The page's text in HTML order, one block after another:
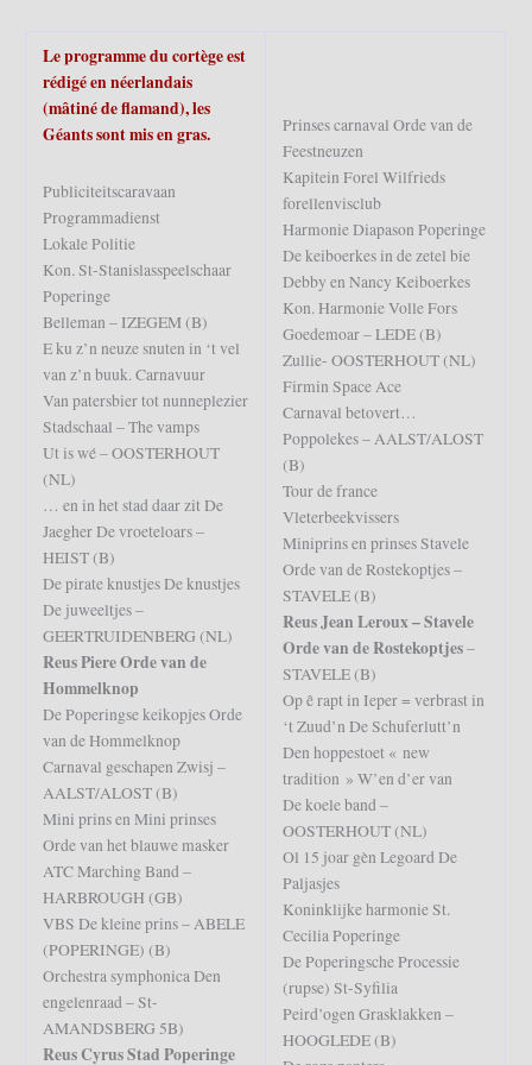
Le programme du cortège est
rédigé en néerlandais
(mâtiné de flamand), les
Géants sont mis en gras.
Publiciteitscaravaan
Programmadienst
Lokale Politie
Kon. St-Stanislasspeelschaar
Poperinge
Belleman – IZEGEM (B)
E ku z’n neuze snuten in ‘t vel
van z’n buuk. Carnavuur
Van patersbier tot nunneplezier
Stadschaal – The vamps
Ut is wé – OOSTERHOUT
(NL)
… en in het stad daar zit De
Jaegher De vroeteloars –
HEIST (B)
De pirate knustjes De knustjes
De juweeltjes –
GEERTRUIDENBERG (NL)
Reus Piere Orde van de
Hommelknop
De Poperingse keikopjes Orde
van de Hommelknop
Carnaval geschapen Zwisj –
AALST/ALOST (B)
Mini prins en Mini prinses
Orde van het blauwe masker
ATC Marching Band –
HARBROUGH (GB)
VBS De kleine prins – ABELE
(POPERINGE) (B)
Orchestra symphonica Den
engelenraad – St-
AMANDSBERG 5B)
Reus Cyrus Stad Poperinge
Prinses carnaval Orde van de
Feestneuzen
Kapitein Forel Wilfrieds
forellenvisclub
Harmonie Diapason Poperinge
De keiboerkes in de zetel bie
Debby en Nancy Keiboerkes
Kon. Harmonie Volle Fors
Goedemoar – LEDE (B)
Zullie- OOSTERHOUT (NL)
Firmin Space Ace
Carnaval betovert…
Poppolekes – AALST/ALOST
(B)
Tour de france
Vleterbeekvissers
Miniprins en prinses Stavele
Orde van de Rostekoptjes –
STAVELE (B)
Reus Jean Leroux – Stavele
Orde van de Rostekoptjes–
STAVELE (B)
Op ê rapt in Ieper = verbrast in
‘t Zuud’n De Schuferlutt’n
Den hoppestoet « new
tradition » W’en d’er van
De koele band –
OOSTERHOUT (NL)
Ol 15 joar gèn Legoard De
Paljasjes
Koninklijke harmonie St.
Cecilia Poperinge
De Poperingsche Processie
(rupse) St-Syfilia
Peird’ogen Grasklakken –
HOOGLEDE (B)